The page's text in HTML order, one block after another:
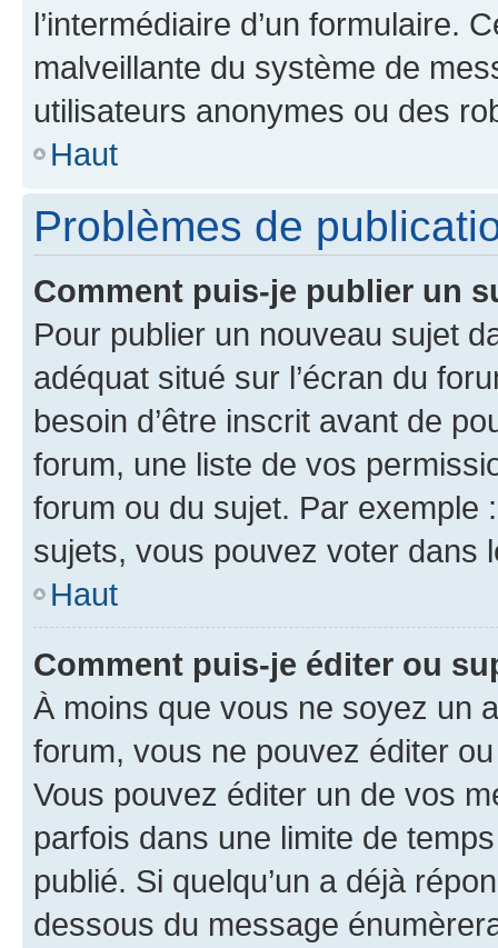
l’intermédiaire d’un formulaire.
malveillante du système de
utilisateurs anonymes ou des
Haut
Problèmes de
Comment puis-je publier un
Pour publier un nouveau sujet
adéquat situé sur l’écran du
besoin d’être inscrit avant de
forum, une liste de vos
forum ou du sujet. Par exemple
sujets, vous pouvez voter dans
Haut
Comment puis-je éditer ou
À moins que vous ne soyez un
forum, vous ne pouvez éditer
Vous pouvez éditer un de vos
parfois dans une limite de
publié. Si quelqu’un a déjà
dessous du message